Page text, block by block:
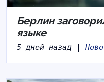
Берлин
языке
5 дней назад |